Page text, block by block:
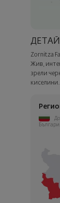
Zornitza
Жив,
зрели